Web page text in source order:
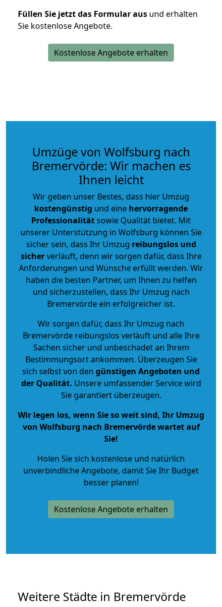
Füllen Sie jetzt das Formular aus und erhalten
Sie kostenlose Angebote.
Kostenlose Angebote erhalten
Umzüge von Wolfsburg nach
Bremervörde: Wir machen es
Ihnen leicht
Wir geben unser Bestes, dass hier Umzug
kostengünstig und eine hervorragende
Professionalitätsowie Qualität bietet. Mit
unserer Unterstützung in Wolfsburg können Sie
sicher sein, dass Ihr Umzug reibungslos und
sicherverläuft, denn wir sorgen dafür, dass Ihre
Anforderungen und Wünsche erfüllt werden. Wir
haben die besten Partner, um Ihnen zu helfen
und sicherzustellen, dass Ihr Umzug nach
Bremervörde ein erfolgreicher ist.
Wir sorgen dafür, dass Ihr Umzug nach
Bremervörde reibungslos verläuft und alle Ihre
Sachen sicher und unbeschadet an Ihrem
Bestimmungsort ankommen. Überzeugen Sie
sich selbst von den günstigen Angeboten und
der Qualität. Unsere umfassender Service wird
Sie garantiert überzeugen.
Wir legen los, wenn Sie so weit sind, Ihr Umzug
von Wolfsburg nach Bremervörde wartet auf
Sie!
Holen Sie sich kostenlose und natürlich
unverbindliche Angebote, damit Sie Ihr Budget
besser planen!
Kostenlose Angebote erhalten
Weitere Städte in Bremervörde